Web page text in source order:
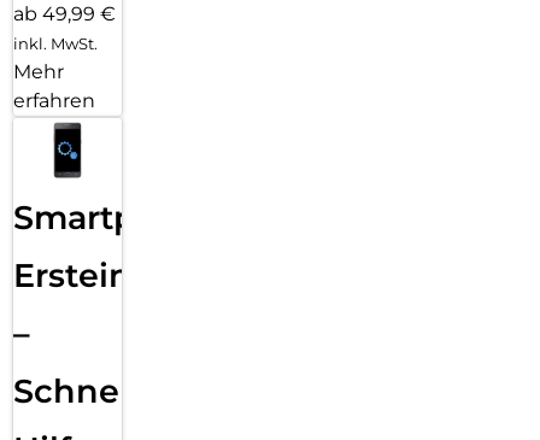
ab 49,99 €
inkl. MwSt.
Mehr
erfahren
Smartphone
Ersteinrichtung
–
Schnelle